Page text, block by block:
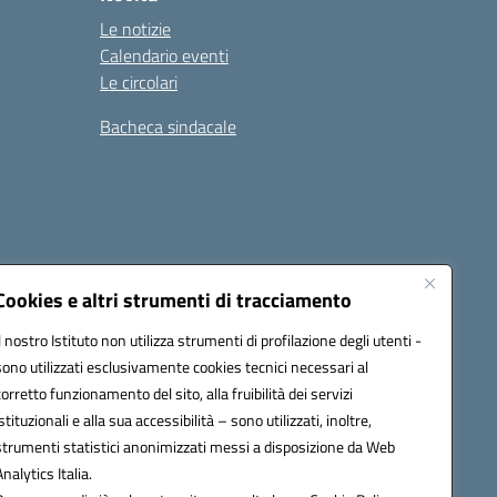
e altri strumenti di tracciamento
nostro Istituto non utilizza strumenti di profilazione degli utenti -
utilizzati esclusivamente cookies tecnici necessari al
funzionamento del sito, alla fruibilità dei servizi
e alla sua accessibilità – sono utilizzati, inoltre,
statistici anonimizzati messi a disposizione da Web
Italia.
Le notizie
Calendario eventi
Le circolari
Bacheca sindacale
Seguici su:
(PEC):tpis002005@pec.istruzione.it